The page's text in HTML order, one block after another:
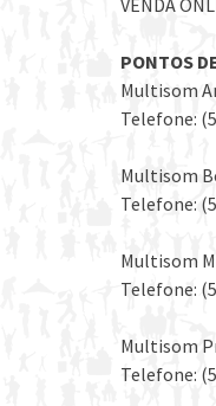
VENDA
PONTOS
Multisom
Telefone:
Multisom
Telefone:
Multisom
Telefone:
Multisom
Telefone: